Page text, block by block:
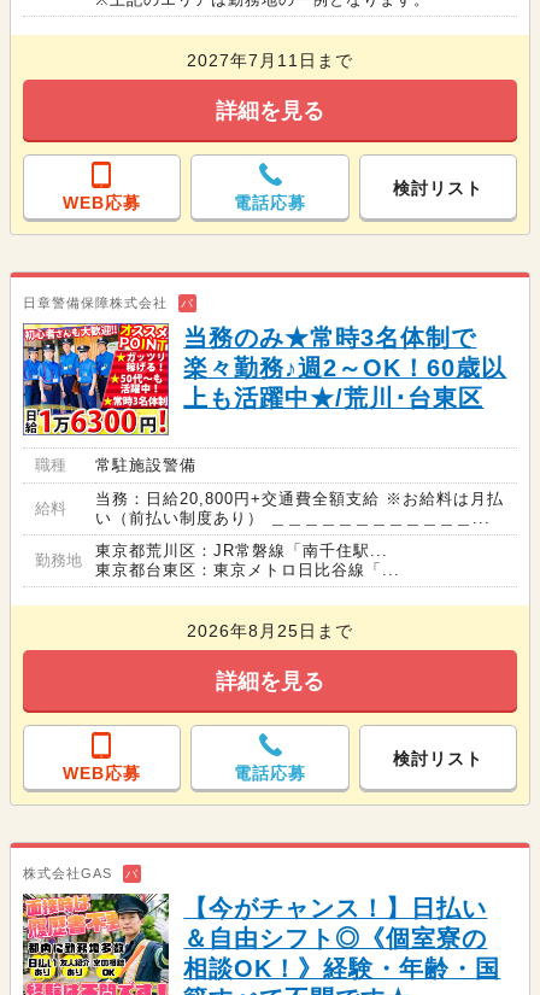
2027年7月11日まで
詳細を見る
WEB応募 電話応募
検討リスト
日章警備保障株式会社 バ
当務のみ★常時3名体制で
楽々勤務♪週2～OK！60歳以
上も活躍中★/荒川･台東区
職種 常駐施設警備
給料
当務：日給20,800円+交通費全額支給 ※お給料は月払
い（前払い制度あり） ＿＿＿＿＿＿＿＿＿＿＿＿...
勤務地
東京都荒川区：JR常磐線「南千住駅...
東京都台東区：東京メトロ日比谷線「...
2026年8月25日まで
詳細を見る
WEB応募 電話応募
検討リスト
株式会社GAS バ
【今がチャンス！】日払い
＆自由シフト◎《個室寮の
相談OK！》経験・年齢・国